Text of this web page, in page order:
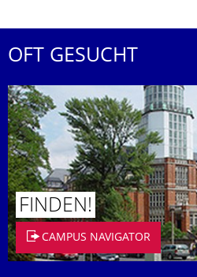
OFT GESUCHT
FINDEN!
CAMPUS NAVIGATOR